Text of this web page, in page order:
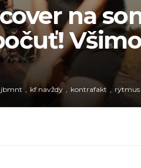
na
jbmnt kf navždy kontrafakt rytmus